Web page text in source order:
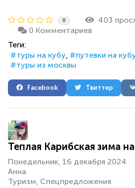
0
403
0 Комментариев
Теги:
туры на кубу
путевки на
туры из москвы
Facebook Твиттер
Теплая Карибская зима
Понедельник, 16 декабря 2024
Анна
Туризм Спецпредложения